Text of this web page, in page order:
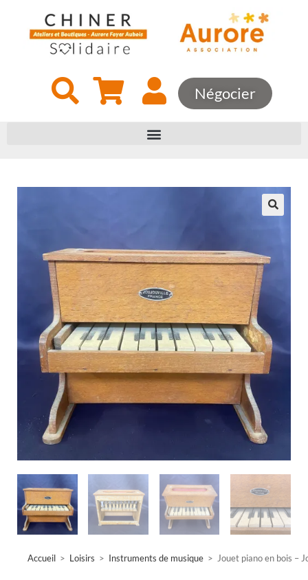
Négocier
Accueil > Loisirs > Instruments de musique > Jouet piano en bois –